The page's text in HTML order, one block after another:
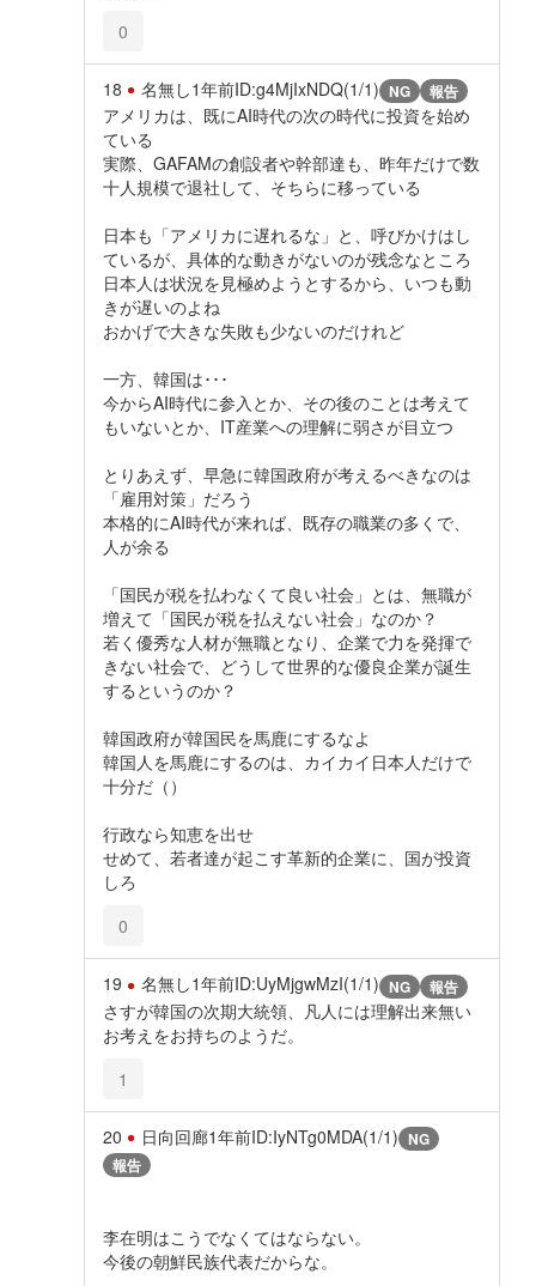
0
18 名無し1年前ID:g4MjIxNDQ(1/1) NG 報告
アメリカは、既にAI時代の次の時代に投資を始め
ている
実際、GAFAMの創設者や幹部達も、昨年だけで数
十人規模で退社して、そちらに移っている
日本も「アメリカに遅れるな」と、呼びかけはし
ているが、具体的な動きがないのが残念なところ
日本人は状況を見極めようとするから、いつも動
きが遅いのよね
おかげで大きな失敗も少ないのだけれど
一方、韓国は･･･
今からAI時代に参入とか、その後のことは考えて
もいないとか、IT産業への理解に弱さが目立つ
とりあえず、早急に韓国政府が考えるべきなのは
「雇用対策」だろう
本格的にAI時代が来れば、既存の職業の多くで、
人が余る
「国民が税を払わなくて良い社会」とは、無職が
増えて「国民が税を払えない社会」なのか？
若く優秀な人材が無職となり、企業で力を発揮で
きない社会で、どうして世界的な優良企業が誕生
するというのか？
韓国政府が韓国民を馬鹿にするなよ
韓国人を馬鹿にするのは、カイカイ日本人だけで
十分だ（）
行政なら知恵を出せ
せめて、若者達が起こす革新的企業に、国が投資
しろ
0
19 名無し1年前ID:UyMjgwMzI(1/1) NG 報告
さすが韓国の次期大統領、凡人には理解出来無い
お考えをお持ちのようだ。
1
20 日向回廊1年前ID:IyNTg0MDA(1/1) NG
報告
李在明はこうでなくてはならない。
今後の朝鮮民族代表だからな。